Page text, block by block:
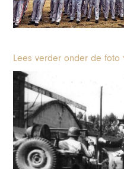
Lees verder onder de foto